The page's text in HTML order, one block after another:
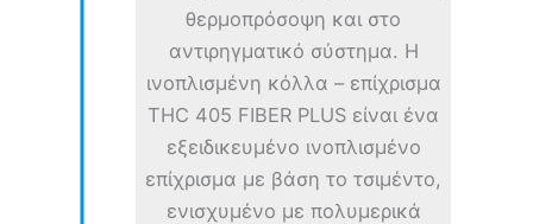
θερμοπρόσοψη και στο
αντιρηγματικό σύστημα. Η
ινοπλισμένη κόλλα – επίχρισμα
THC 405 FIBER PLUS είναι ένα
εξειδικευμένο ινοπλισμένο
επίχρισμα με βάση το τσιμέντο,
ενισχυμένο με πολυμερικά